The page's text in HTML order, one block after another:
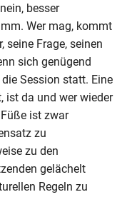
besser
Wer mag, kommt
seine Frage, seinen
sich genügend
Session statt. Eine
ist da und wer wieder
ist zwar
zu
zu den
gelächelt
Regeln zu